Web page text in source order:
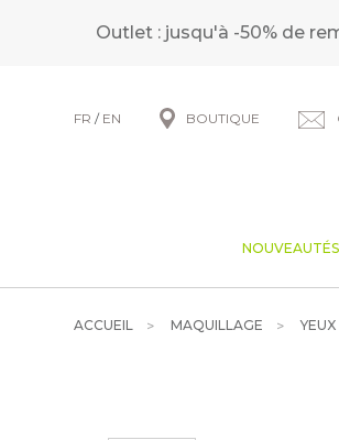
Outlet : jusqu'à -50% de
FR / EN BOUTIQUE
NOUVEAUTÉS
ACCUEIL MAQUILLAGE YEUX